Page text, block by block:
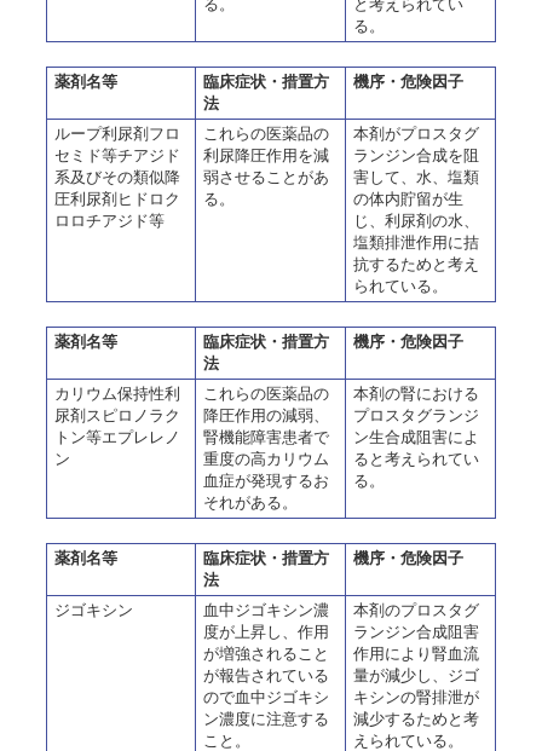
る。
と考えられてい
る。
薬剤名等
臨床症状・措置方
法
機序・危険因子
ループ利尿剤フロ
セミド等チアジド
系及びその類似降
圧利尿剤ヒドロク
ロロチアジド等
これらの医薬品の
利尿降圧作用を減
弱させることがあ
る。
本剤がプロスタグ
ランジン合成を阻
害して、水、塩類
の体内貯留が生
じ、利尿剤の水、
塩類排泄作用に拮
抗するためと考え
られている。
薬剤名等
臨床症状・措置方
法
機序・危険因子
カリウム保持性利
尿剤スピロノラク
トン等エプレレノ
ン
これらの医薬品の
降圧作用の減弱、
腎機能障害患者で
重度の高カリウム
血症が発現するお
それがある。
本剤の腎における
プロスタグランジ
ン生合成阻害によ
ると考えられてい
る。
薬剤名等
臨床症状・措置方
法
機序・危険因子
ジゴキシン
血中ジゴキシン濃
度が上昇し、作用
が増強されること
が報告されている
ので血中ジゴキシ
ン濃度に注意する
こと。
本剤のプロスタグ
ランジン合成阻害
作用により腎血流
量が減少し、ジゴ
キシンの腎排泄が
減少するためと考
えられている。